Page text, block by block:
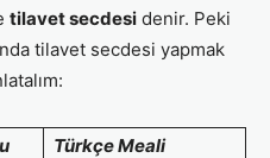
tilavet secdesi denir. Peki
tilavet secdesi yapmak
Türkçe Meali